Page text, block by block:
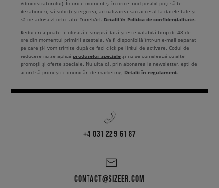
Administratorului). În orice moment și în orice mod posibil poți să te
dezabonezi, să soliciți ștergerea, actualizarea sau accesul la datele tale și
să ne adresezi orice alte întrebări. Detalii în Politica de confidențialitate.
Reducerea poate fi folosită o singură dată și este valabilă timp de 48 de
ore din momentul primirii acesteia. Va fi disponibilă într-un e-mail separat
pe care ți-l vom trimite după ce faci click pe linkul de activare. Codul de
reducere nu se aplică produselor speciale și nu se cumulează cu alte
promoții și oferte speciale. Nu uita că, prin abonarea la newsletter, ești de
acord să primești comunicări de marketing. Detalii în regulament.
+4 031 229 61 87
CONTACT@SIZEER.COM